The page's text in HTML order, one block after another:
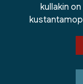
kullakin